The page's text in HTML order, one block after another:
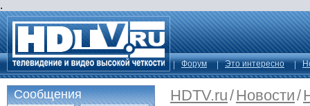
.
Форум Это интересно
HDTV.ru/Новости/
Сообщения